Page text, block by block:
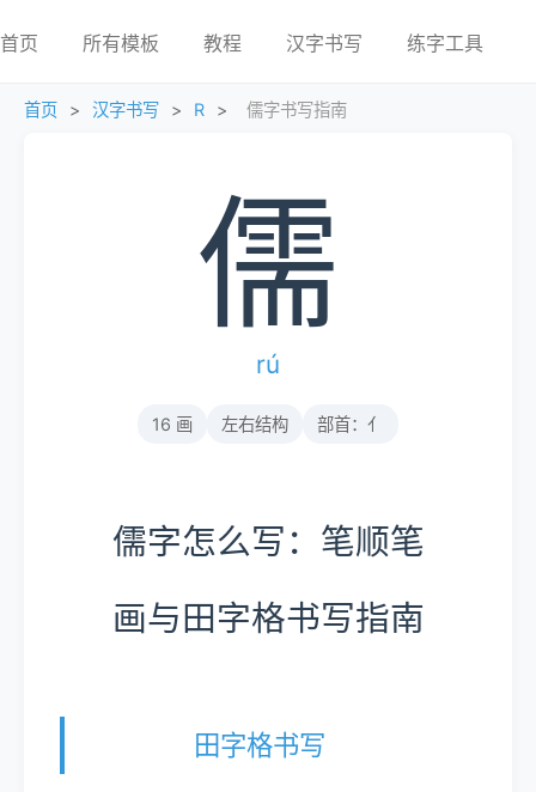
首页 所有模板 教程 汉字书写 练字工具
首页 > 汉字书写 > R > 儒字书写指南
儒
rú
16 画 左右结构 部首：亻
儒字怎么写：笔顺笔
画与田字格书写指南
田字格书写